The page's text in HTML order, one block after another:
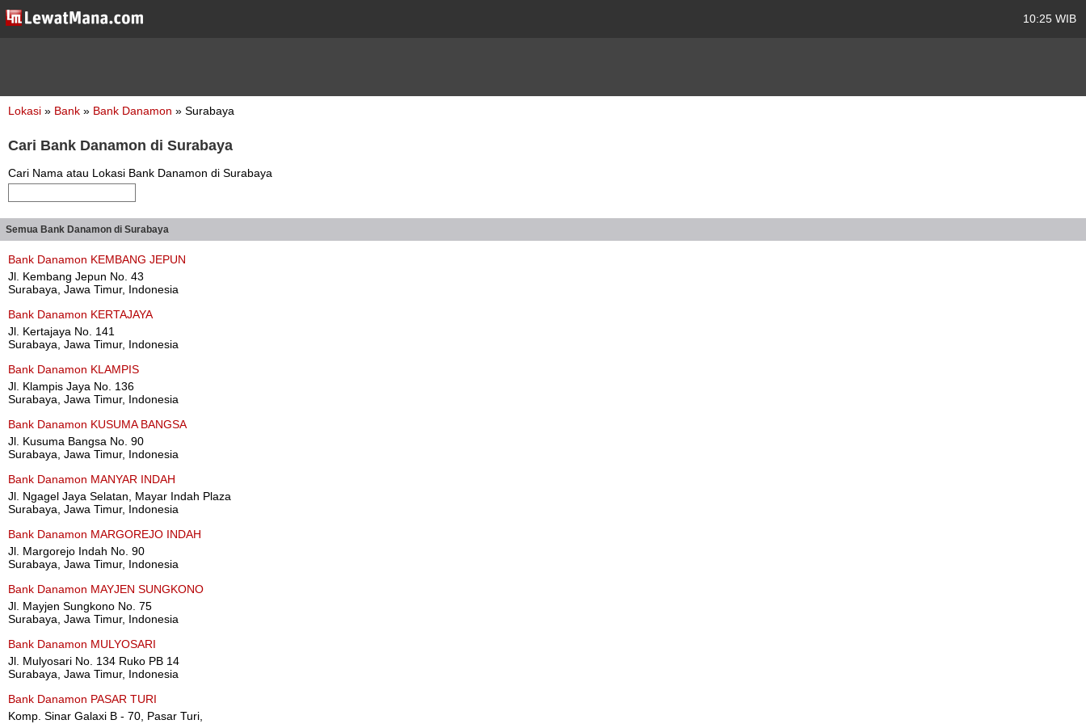
10:25 WIB
Lokasi » Bank » Bank Danamon » Surabaya
Cari Bank Danamon di Surabaya
Cari Nama atau Lokasi Bank Danamon di Surabaya
Semua Bank Danamon di Surabaya
Bank Danamon KEMBANG JEPUN
Jl. Kembang Jepun No. 43
Surabaya, Jawa Timur, Indonesia
Bank Danamon KERTAJAYA
Jl. Kertajaya No. 141
Surabaya, Jawa Timur, Indonesia
Bank Danamon KLAMPIS
Jl. Klampis Jaya No. 136
Surabaya, Jawa Timur, Indonesia
Bank Danamon KUSUMA BANGSA
Jl. Kusuma Bangsa No. 90
Surabaya, Jawa Timur, Indonesia
Bank Danamon MANYAR INDAH
Jl. Ngagel Jaya Selatan, Mayar Indah Plaza
Surabaya, Jawa Timur, Indonesia
Bank Danamon MARGOREJO INDAH
Jl. Margorejo Indah No. 90
Surabaya, Jawa Timur, Indonesia
Bank Danamon MAYJEN SUNGKONO
Jl. Mayjen Sungkono No. 75
Surabaya, Jawa Timur, Indonesia
Bank Danamon MULYOSARI
Jl. Mulyosari No. 134 Ruko PB 14
Surabaya, Jawa Timur, Indonesia
Bank Danamon PASAR TURI
Komp. Sinar Galaxi B - 70, Pasar Turi,